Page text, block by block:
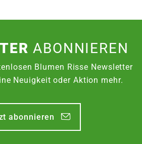
ABONNIEREN
Blumen Risse Newsletter
Neuigkeit oder Aktion mehr.
abonnieren